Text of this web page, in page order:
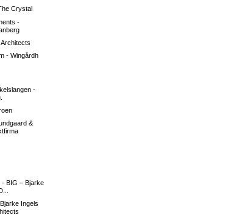
Crystal
-
- Wingårdh
-
&
- BIG – Bjarke
Ingels